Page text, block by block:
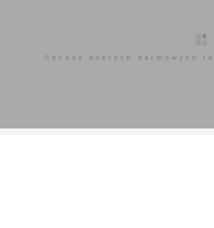
Chcesz dobrych darmowych